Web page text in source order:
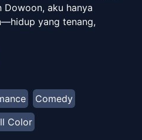
Dowoon, aku hanya
yang tenang,
tanpa omong kosong iblis.
rencana lain. Pertama,
hilang menggali kebunku.
yang sinis mulai tidur
"Kenalan-kenalan"
memohon
kepalaku. Balas dendam?
Aku hanya ingin pakai
Comedy
Color